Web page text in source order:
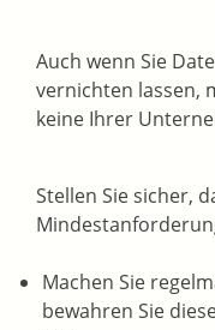
Auch wenn Sie
vernichten lassen,
keine Ihrer
Stellen Sie sicher,
Machen Sie
bewahren Sie